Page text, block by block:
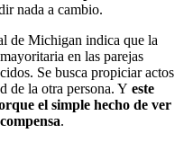
nada a cambio.
de Michigan indica que la
en las parejas
Se busca propiciar actos
de la otra persona. Y este
el simple hecho de ver
.